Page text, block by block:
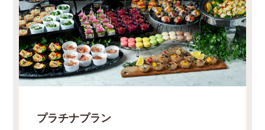
プラチナプラン